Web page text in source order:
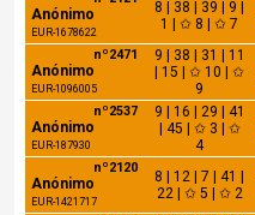
Anónimo
EUR-1678622
8 | 38 | 39 | 9 |
1 | ✩ 8 | ✩ 7
nº2471
Anónimo
EUR-1096005
9 | 38 | 31 | 11
| 15 | ✩ 10 | ✩
9
nº2537
Anónimo
EUR-187930
9 | 16 | 29 | 41
| 45 | ✩ 3 | ✩
4
nº2120
Anónimo
EUR-1421717
8 | 12 | 7 | 41 |
22 | ✩ 5 | ✩ 2